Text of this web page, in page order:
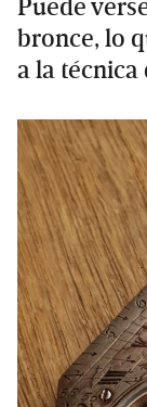
Puede
bronce, lo
a la técnica